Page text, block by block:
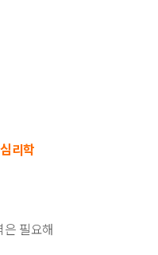
리학
필요해